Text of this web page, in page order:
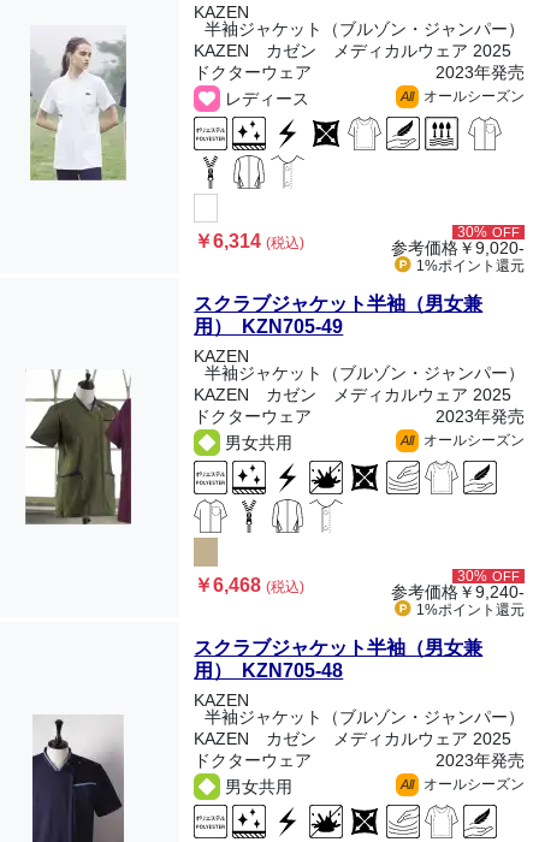
KAZEN
半袖ジャケット（ブルゾン・ジャンパー）
KAZEN カゼン メディカルウェア 2025
ドクターウェア
2023年発売
レディース
All オールシーズン
￥6,314(税込)
30% OFF
参考価格￥9,020-
1%ポイント 還元
スクラブジャケット半袖（男女兼
用） KZN705-49
KAZEN
半袖ジャケット（ブルゾン・ジャンパー）
KAZEN カゼン メディカルウェア 2025
ドクターウェア
2023年発売
男女共用
All オールシーズン
￥6,468(税込)
30% OFF
参考価格￥9,240-
1%ポイント 還元
スクラブジャケット半袖（男女兼
用） KZN705-48
KAZEN
半袖ジャケット（ブルゾン・ジャンパー）
KAZEN カゼン メディカルウェア 2025
ドクターウェア
2023年発売
男女共用
All オールシーズン